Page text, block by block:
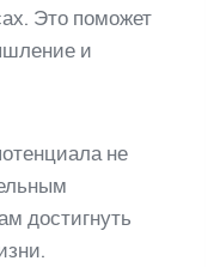
Это поможет
и
не
достигнуть